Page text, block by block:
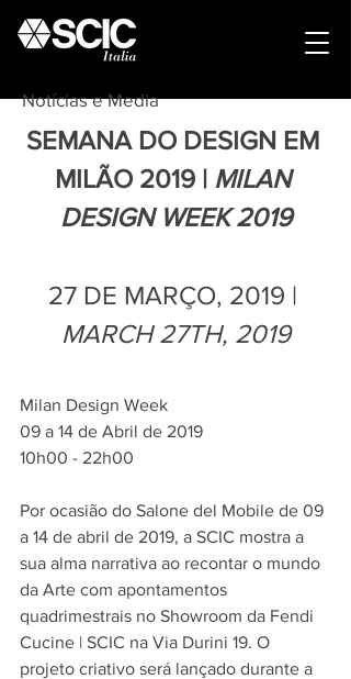
Notícias e Media
SEMANA DO DESIGN EM
MILÃO 2019 | MILAN
DESIGN WEEK 2019
27 DE MARÇO, 2019 |
MARCH 27TH, 2019
Milan Design Week
09 a 14 de Abril de 2019
10h00 - 22h00
Por ocasião do Salone del Mobile de 09
a 14 de abril de 2019, a SCIC mostra a
sua alma narrativa ao recontar o mundo
da Arte com apontamentos
quadrimestrais no Showroom da Fendi
Cucine | SCIC na Via Durini 19. O
projeto criativo será lançado durante a